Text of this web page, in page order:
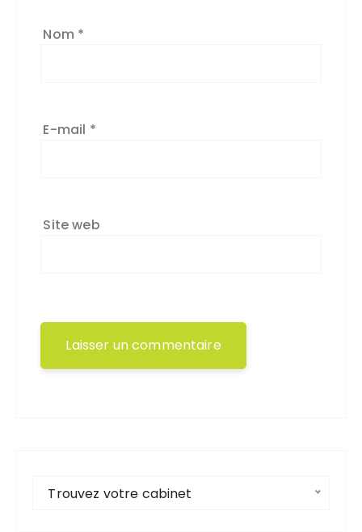
Nom *
E-mail *
Site web
Trouvez votre cabinet